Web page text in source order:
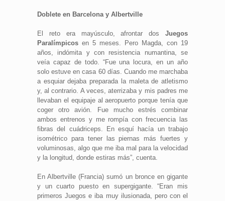
Doblete en Barcelona y Albertville
El reto era mayúsculo, afrontar dos Juegos
Paralímpicos en 5 meses. Pero Magda, con 19
años, indómita y con resistencia numantina, se
veía capaz de todo. “Fue una locura, en un año
solo estuve en casa 60 días. Cuando me marchaba
a esquiar dejaba preparada la maleta de atletismo
y, al contrario. A veces, aterrizaba y mis padres me
llevaban el equipaje al aeropuerto porque tenía que
coger otro avión. Fue mucho estrés combinar
ambos entrenos y me rompía con frecuencia las
fibras del cuádriceps. En esquí hacía un trabajo
isométrico para tener las piernas más fuertes y
voluminosas, algo que me iba mal para la velocidad
y la longitud, donde estiras más”, cuenta.
En Albertville (Francia) sumó un bronce en gigante
y un cuarto puesto en supergigante. “Eran mis
primeros Juegos e iba muy ilusionada, pero con el